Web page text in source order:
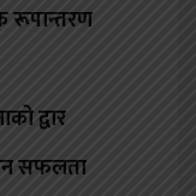
रूपान्तरण
द्वार
सफलता